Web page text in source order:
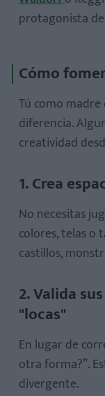
protagonista
Cómo
Tú como
diferencia.
creatividad
1. Crea
No necesitas
colores, telas o
castillos,
2. Valida
"locas"
En lugar de
otra forma?”.
divergente.